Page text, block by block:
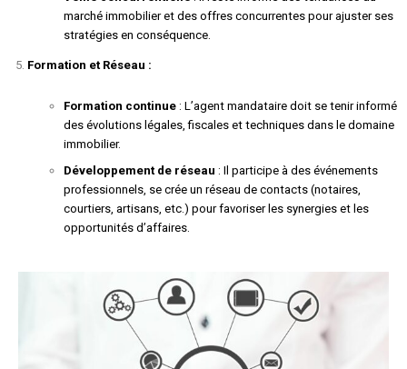
marché immobilier et des offres concurrentes pour ajuster ses
stratégies en conséquence.
Formation et Réseau :
Formation continue: L’agent mandataire doit se tenir informé
des évolutions légales, fiscales et techniques dans le domaine
immobilier.
Développement de réseau : Il participe à des événements
professionnels, se crée un réseau de contacts (notaires,
courtiers, artisans, etc.) pour favoriser les synergies et les
opportunités d’affaires.